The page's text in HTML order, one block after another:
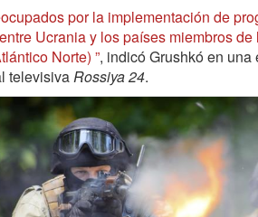
por la implementación de
Ucrania y los países miembros
Norte) ”, indicó Grushkó en
televisivaRossiya 24.